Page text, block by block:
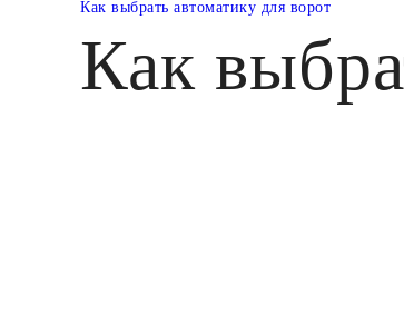
Как выбрать автоматику для ворот
Как